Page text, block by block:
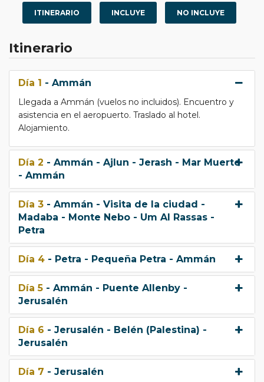
ITINERARIO INCLUYE NO INCLUYE
Itinerario
Día 1 - Ammán
Llegada a Ammán (vuelos no incluidos). Encuentro y
asistencia en el aeropuerto. Traslado al hotel.
Alojamiento.
Día 2 - Ammán - Ajlun - Jerash - Mar Muerto
- Ammán
Día 3 - Ammán - Visita de la ciudad -
Madaba - Monte Nebo - Um Al Rassas -
Petra
Día 4 - Petra - Pequeña Petra - Ammán
Día 5 - Ammán - Puente Allenby -
Jerusalén
Día 6 - Jerusalén - Belén (Palestina) -
Jerusalén
Día 7 - Jerusalén